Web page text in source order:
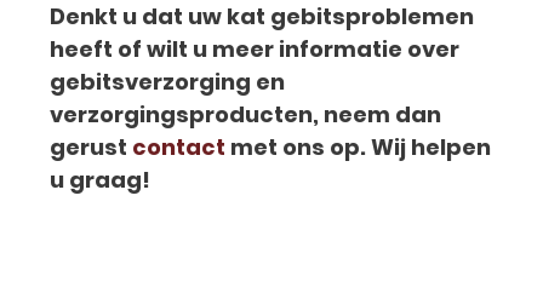
Denkt u dat uw kat gebitsproblemen
heeft of wilt u meer informatie over
gebitsverzorging en
verzorgingsproducten, neem dan
gerust contact met ons op. Wij helpen
u graag!